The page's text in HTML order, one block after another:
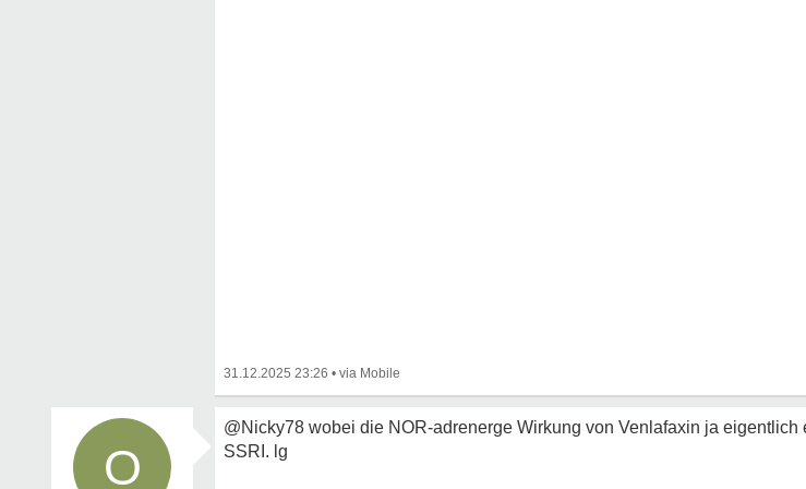
31.12.2025 23:26 •
O
@Nicky78 wobei die NOR-adrenerge Wirkung von Venlafaxin ja eigentlich
SSRI. lg